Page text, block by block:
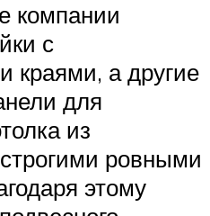
компании
с
краями, а другие
для
из
ровными
этому